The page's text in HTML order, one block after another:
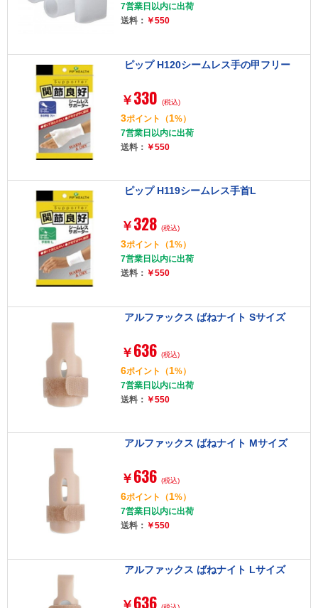
7営業日以内に出荷
送料： ￥550
ピップ H120シームレス手の甲フリー
￥ 330 (税込)
3ポイント （1%）
7営業日以内に出荷
送料： ￥550
ピップ H119シームレス手首L
￥ 328 (税込)
3ポイント （1%）
7営業日以内に出荷
送料： ￥550
アルファックス ばねナイト Sサイズ
￥ 636 (税込)
6ポイント （1%）
7営業日以内に出荷
送料： ￥550
アルファックス ばねナイト Mサイズ
￥ 636 (税込)
6ポイント （1%）
7営業日以内に出荷
送料： ￥550
アルファックス ばねナイト Lサイズ
￥ 636